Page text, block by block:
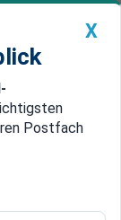
Premium
X
Postfach